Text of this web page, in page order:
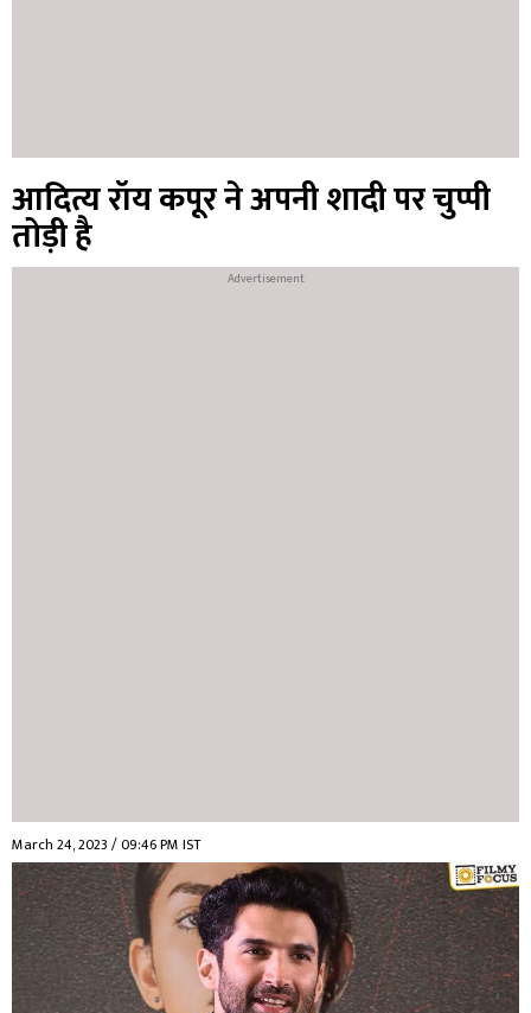
आदित्य रॉय कपूर ने अपनी शादी पर चुप्पी
तोड़ी है
March 24, 2023 / 09:46 PM IST